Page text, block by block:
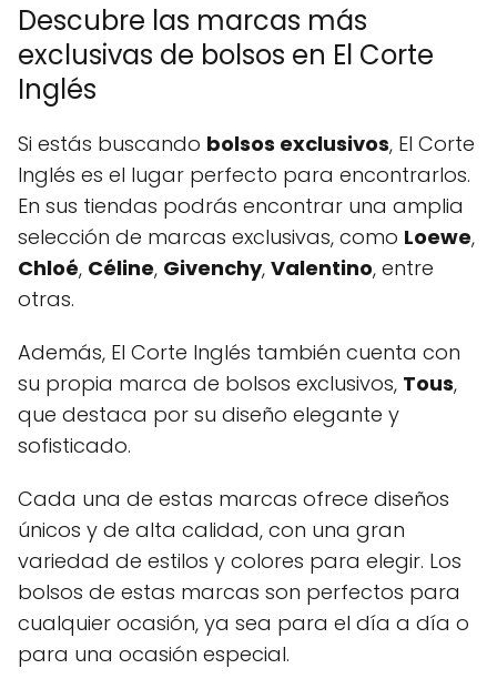
Descubre las marcas más
exclusivas de bolsos en El Corte
Inglés
Si estás buscando bolsos exclusivos, El Corte
Inglés es el lugar perfecto para encontrarlos.
En sus tiendas podrás encontrar una amplia
selección de marcas exclusivas, como Loewe,
Chloé, Céline, Givenchy, Valentino, entre
otras.
Además, El Corte Inglés también cuenta con
su propia marca de bolsos exclusivos, Tous,
que destaca por su diseño elegante y
sofisticado.
Cada una de estas marcas ofrece diseños
únicos y de alta calidad, con una gran
variedad de estilos y colores para elegir. Los
bolsos de estas marcas son perfectos para
cualquier ocasión, ya sea para el día a día o
para una ocasión especial.